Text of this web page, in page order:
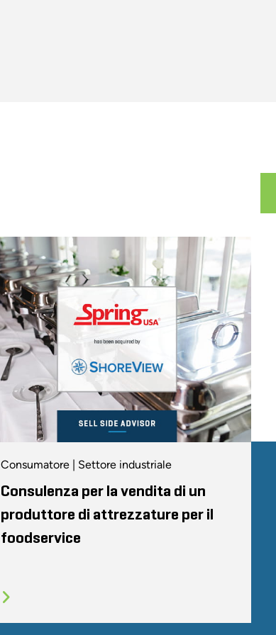
Consumatore | Settore industriale
Consulenza per la vendita di un
produttore di attrezzature per il
foodservice